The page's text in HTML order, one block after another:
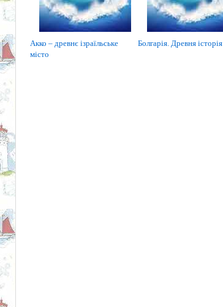
Акко – древнє ізраїльське
місто
Болгарія. Древня історія